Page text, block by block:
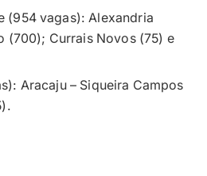
(954 vagas): Alexandria
(700); Currais Novos (75) e
Aracaju – Siqueira Campos